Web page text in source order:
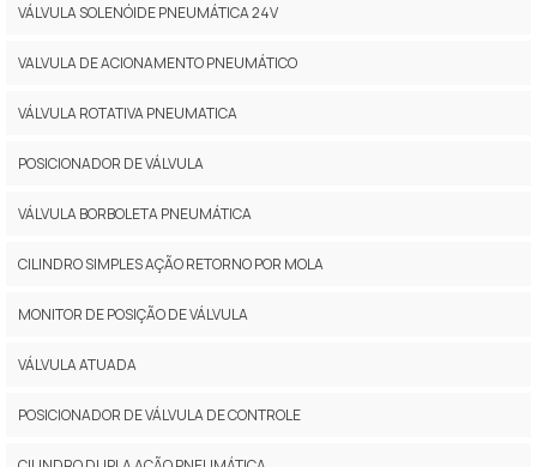
VÁLVULA SOLENÓIDE PNEUMÁTICA 24V
VALVULA DE ACIONAMENTO PNEUMÁTICO
VÁLVULA ROTATIVA PNEUMATICA
POSICIONADOR DE VÁLVULA
VÁLVULA BORBOLETA PNEUMÁTICA
CILINDRO SIMPLES AÇÃO RETORNO POR MOLA
MONITOR DE POSIÇÃO DE VÁLVULA
VÁLVULA ATUADA
POSICIONADOR DE VÁLVULA DE CONTROLE